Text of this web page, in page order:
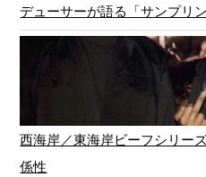
デューサーが語る「サンプリ
西海岸／東海岸ビーフシリー
係性